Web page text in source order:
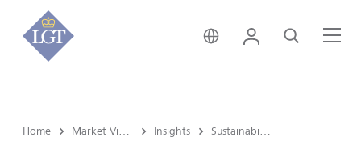
Schweiz • Deutsch
Login Suche
Home Insights